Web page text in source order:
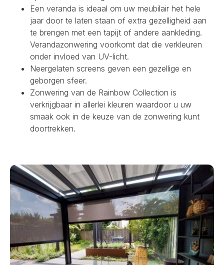
Een veranda is ideaal om uw meubilair het hele
jaar door te laten staan of extra gezelligheid aan
te brengen met een tapijt of andere aankleding.
Verandazonwering voorkomt dat die verkleuren
onder invloed van UV-licht.
Neergelaten screens geven een gezellige en
geborgen sfeer.
Zonwering van de Rainbow Collection is
verkrijgbaar in allerlei kleuren waardoor u uw
smaak ook in de keuze van de zonwering kunt
doortrekken.